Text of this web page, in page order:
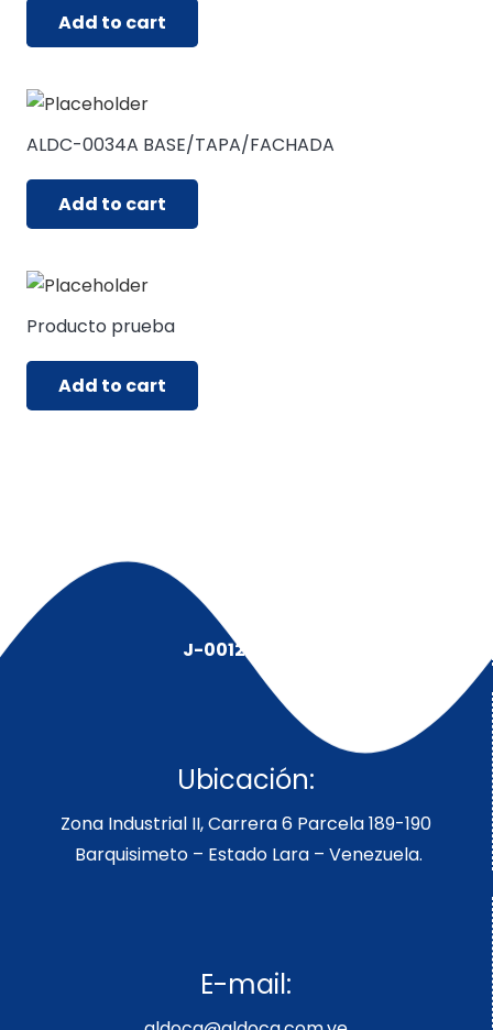
Add to cart
ALDC-0034A BASE/TAPA/FACHADA
Add to cart
Producto prueba
Add to cart
J-00128491-5
Ubicación:
Zona Industrial II, Carrera 6 Parcela 189-190
Barquisimeto – Estado Lara – Venezuela.
E-mail: